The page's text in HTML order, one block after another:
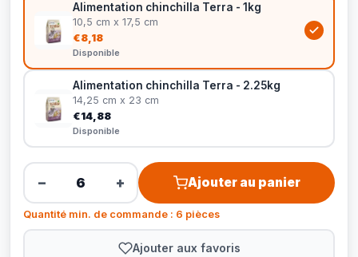
Alimentation chinchilla Terra - 1kg
10,5 cm x 17,5 cm
€8,18
Disponible
Alimentation chinchilla Terra - 2.25kg
14,25 cm x 23 cm
€14,88
Disponible
− + Ajouter au panier
Quantité min. de commande : 6 pièces
Ajouter aux favoris